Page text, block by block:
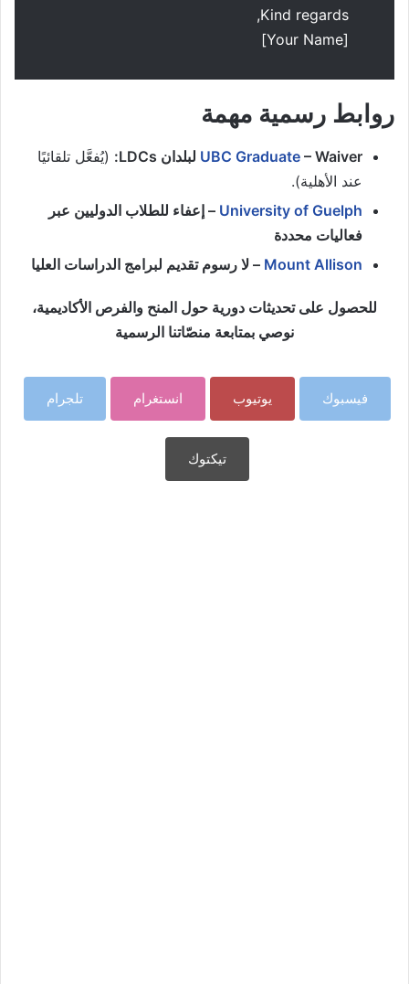
Kind regards,
[Your Name]
روابط رسمية مهمة
UBC Graduate – Waiver لبلدان LDCs:
(يُفعَّل تلقائيًا
عند الأهلية).
University of Guelph – إعفاء للطلاب الدوليين عبر
فعاليات محددة
Mount Allison – لا رسوم تقديم لبرامج الدراسات العليا
للحصول على تحديثات دورية حول المنح والفرص الأكاديمية،
نوصي بمتابعة منصّاتنا الرسمية
فيسبوك يوتيوب انستغرام تلجرام
تيكتوك